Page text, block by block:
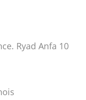
Ryad Anfa 10